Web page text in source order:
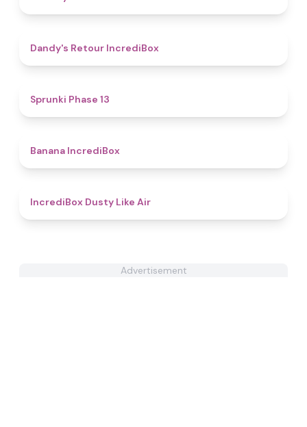
Dandy's Retour IncrediBox
Sprunki Phase 13
Banana IncrediBox
IncrediBox Dusty Like Air
Advertisement